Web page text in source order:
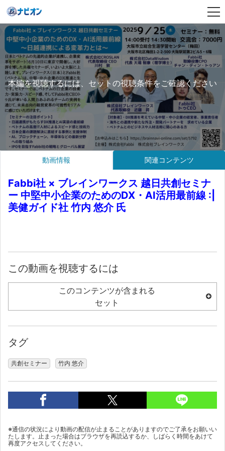
本編を視聴するには、セットの視聴条件をご確認ください
動画情報 関連コンテンツ
Fabbi社 × ブレインワークス 越日共創セミナ
ー 中堅中小企業のためのDX・AI活用最前線 :|
美健ガイド社 竹内 悠介 氏
この動画を視聴するには
このコンテンツが含まれる
セット
タグ
共創セミナー 竹内 悠介
※通信の状況により動画の配信が止まることがありますのでご了承をお願いい
たします。止まった場合はブラウザを再読込するか、しばらく時間をあけて
再度アクセスしてください。